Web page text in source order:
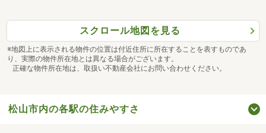
スクロール地図を見る
※地図上に表示される物件の位置は付近住所に所在することを表すものであ
り、実際の物件所在地とは異なる場合がございます。
正確な物件所在地は、取扱い不動産会社にお問い合わせください。
松山市内の各駅の住みやすさ